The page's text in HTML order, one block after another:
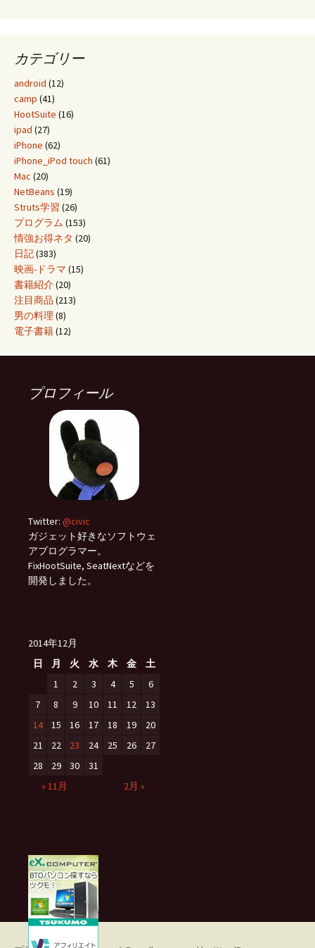
カテゴリー
android (12)
camp (41)
HootSuite (16)
ipad (27)
iPhone (62)
iPhone_iPod touch (61)
Mac (20)
NetBeans (19)
Struts学習 (26)
プログラム (153)
情強お得ネタ (20)
日記(383)
映画-ドラマ (15)
書籍紹介(20)
注目商品 (213)
男の料理 (8)
電子書籍(12)
プロフィール
Twitter: @civic
ガジェット好きなソフトウェ
アプログラマー。
FixHootSuite, SeatNextなどを
開発しました。
2014年12月
日
月 火 水 木 金
土
1
2 3 4 5
6
7
8 9 10 11 12
13
14
15 16 17 18 19
20
21
22 23 24 25 26
27
28
29 30
31
« 11月
2月 »